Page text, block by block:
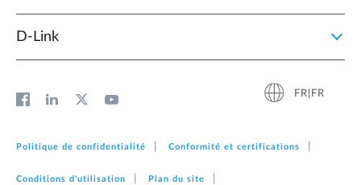
D‑Link
FR|FR
Politique de confidentialité Conformité et certifications
Conditions d'utilisation Plan du site